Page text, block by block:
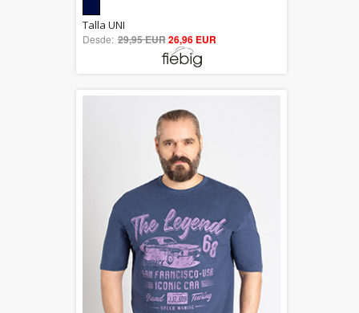
out of 5
Talla UNI
Desde: 29,95 EUR26,96 EUR